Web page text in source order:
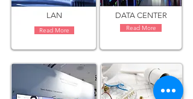
Read More Read More
LAN DATA CENTER